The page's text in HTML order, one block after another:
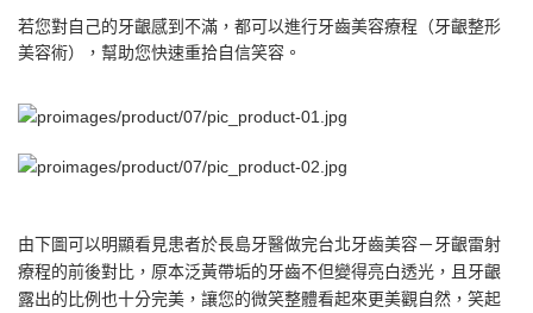
若您對自己的牙齦感到不滿，都可以進行牙齒美容療程（牙齦整形
美容術），幫助您快速重拾自信笑容。
由下圖可以明顯看見患者於長島牙醫做完台北牙齒美容－牙齦雷射
療程的前後對比，原本泛黃帶垢的牙齒不但變得亮白透光，且牙齦
露出的比例也十分完美，讓您的微笑整體看起來更美觀自然，笑起